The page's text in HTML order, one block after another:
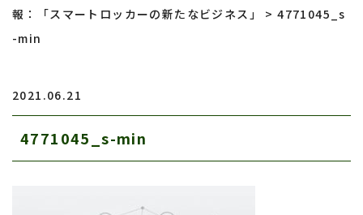
報：「スマートロッカーの新たなビジネス」
>4771045_s
-min
2021.06.21
4771045_s-min